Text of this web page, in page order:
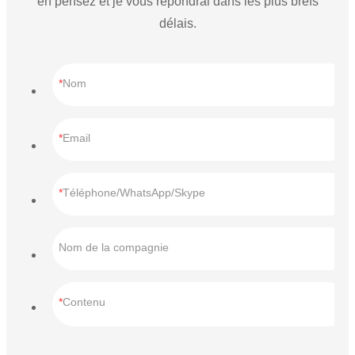
délais.
Nom
Email
Téléphone/WhatsApp/Skype
Nom de la compagnie
Contenu